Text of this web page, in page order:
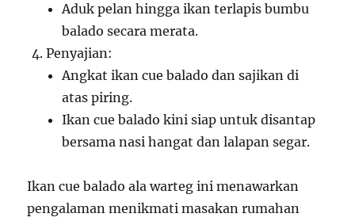
Aduk pelan hingga ikan terlapis bumbu
balado secara merata.
Penyajian:
Angkat ikan cue balado dan sajikan di
atas piring.
Ikan cue balado kini siap untuk disantap
bersama nasi hangat dan lalapan segar.
Ikan cue balado ala warteg ini menawarkan
pengalaman menikmati masakan rumahan